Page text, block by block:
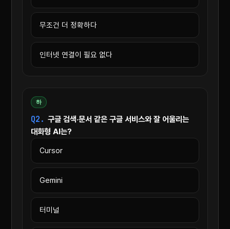
무조건 더 정확하다
인터넷 연결이 필요 없다
하
Q2. 구글 검색·문서 같은 구글 서비스와 잘 어울리는
대화형 AI는?
Cursor
Gemini
터미널